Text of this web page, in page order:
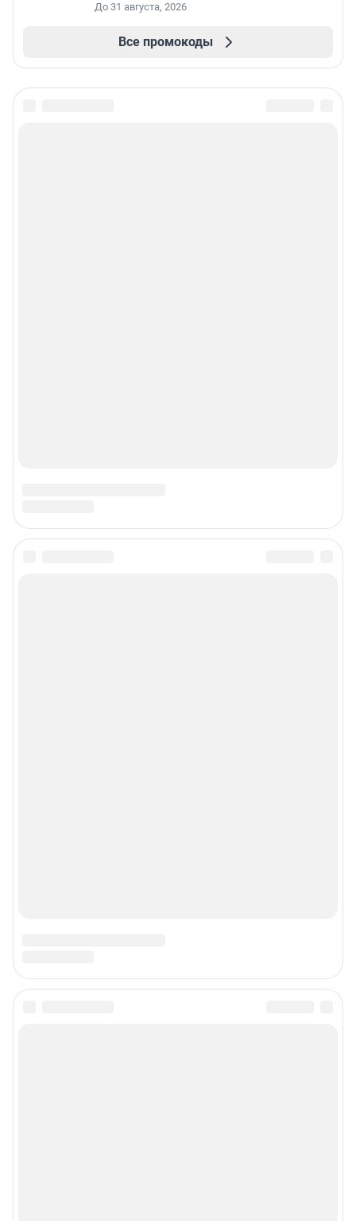
До 31 августа, 2026
Все промокоды